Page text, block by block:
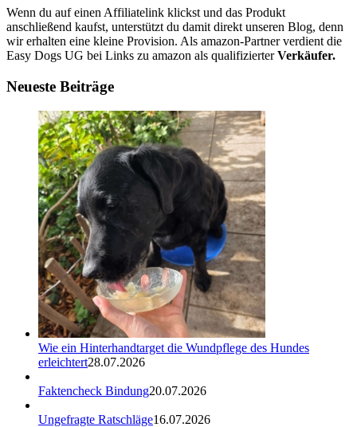
Wenn du auf einen Affiliatelink klickst und das Produkt
anschließend kaufst, unterstützt du damit direkt unseren Blog, denn
wir erhalten eine kleine Provision. Als amazon-Partner verdient die
Easy Dogs UG bei Links zu amazon als qualifizierterVerkäufer.
Neueste Beiträge
Wie ein Hinterhandtarget die Wundpflege des Hundes
erleichtert28.07.2026
Faktencheck Bindung20.07.2026
Ungefragte Ratschläge16.07.2026